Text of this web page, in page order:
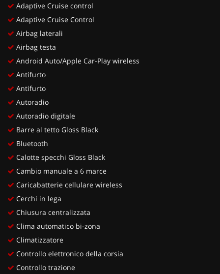
Adaptive Cruise control
Adaptive Cruise Control
Airbag laterali
Airbag testa
Android Auto/Apple Car-Play wireless
Antifurto
Antifurto
Autoradio
Autoradio digitale
Barre al tetto Gloss Black
Bluetooth
Calotte specchi Gloss Black
Cambio manuale a 6 marce
Caricabatterie cellulare wireless
Cerchi in lega
Chiusura centralizzata
Clima automatico bi-zona
Climatizzatore
Controllo elettronico della corsia
Controllo trazione